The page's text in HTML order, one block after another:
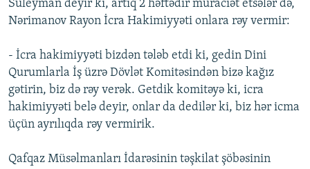
Süleyman deyir ki, artıq 2 həftədir müraciət etsələr də,
Nərimanov Rayon İcra Hakimiyyəti onlara rəy vermir:
- İcra hakimiyyəti bizdən tələb etdi ki, gedin Dini
Qurumlarla İş üzrə Dövlət Komitəsindən bizə kağız
gətirin, biz də rəy verək. Getdik komitəyə ki, icra
hakimiyyəti belə deyir, onlar da dedilər ki, biz hər icma
üçün ayrılıqda rəy vermirik.
Qafqaz Müsəlmanları İdarəsinin təşkilat şöbəsinin